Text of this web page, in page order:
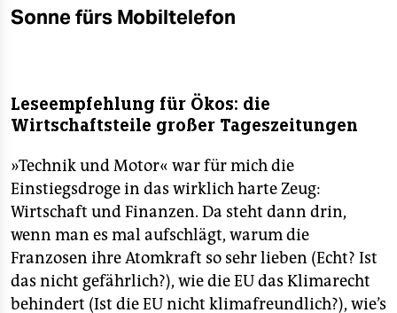
Sonne fürs Mobiltelefon
Leseempfehlung für Ökos: die
Wirtschaftsteile großer Tageszeitungen
»Technik und Motor« war für mich die
Einstiegsdroge in das wirklich harte Zeug:
Wirtschaft und Finanzen. Da steht dann drin,
wenn man es mal aufschlägt, warum die
Franzosen ihre Atomkraft so sehr lieben (Echt? Ist
das nicht gefährlich?), wie die EU das Klimarecht
behindert (Ist die EU nicht klimafreundlich?), wie’s